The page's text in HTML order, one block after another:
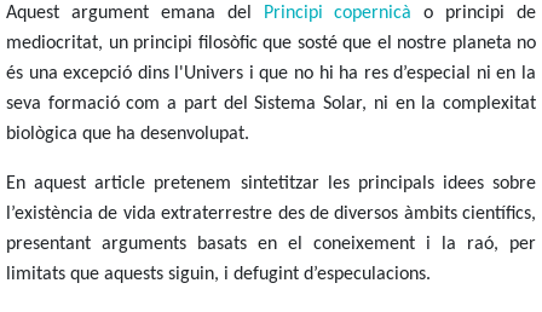
Aquest argument emana del Principi copernicà o principi de
mediocritat, un principi filosòfic que sosté que el nostre planeta no
és una excepció dins l'Univers i que no hi ha res d’especial ni en la
seva formació com a part del Sistema Solar, ni en la complexitat
biològica que ha desenvolupat.
En aquest article pretenem sintetitzar les principals idees sobre
l’existència de vida extraterrestre des de diversos àmbits científics,
presentant arguments basats en el coneixement i la raó, per
limitats que aquests siguin, i defugint d’especulacions.